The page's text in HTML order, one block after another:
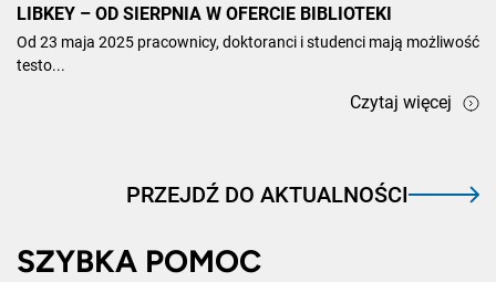
LIBKEY – OD SIERPNIA W OFERCIE BIBLIOTEKI
Od 23 maja 2025 pracownicy, doktoranci i studenci mają możliwość
testo...
Czytaj więcej
PRZEJDŹ DO AKTUALNOŚCI
SZYBKA POMOC